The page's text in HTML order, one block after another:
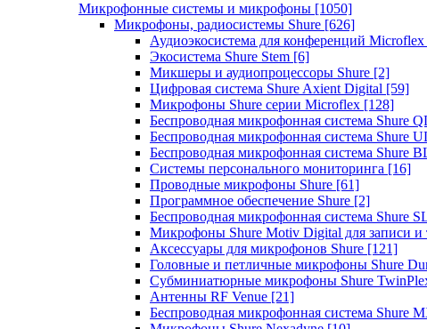
Микрофонные системы и микрофоны [1050]
Микрофоны, радиосистемы Shure [626]
Аудиоэкосистема для конференций Microflex
Экосистема Shure Stem [6]
Микшеры и аудиопроцессоры Shure [2]
Цифровая система Shure Axient Digital [59]
Микрофоны Shure серии Microflex [128]
Беспроводная микрофонная система Shure
Беспроводная микрофонная система Shure
Беспроводная микрофонная система Shure
Системы персонального мониторинга [16]
Проводные микрофоны Shure [61]
Программное обеспечение Shure [2]
Беспроводная микрофонная система Shure
Микрофоны Shure Motiv Digital для записи и
Аксессуары для микрофонов Shure [121]
Головные и петличные микрофоны Shure
Субминиатюрные микрофоны Shure
Антенны RF Venue [21]
Беспроводная микрофонная система Shure